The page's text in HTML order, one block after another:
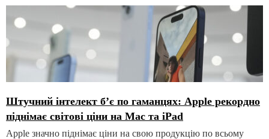
Штучний інтелект б’є по гаманцях: Apple рекордно
піднімає світові ціни на Mac та iPad
Apple значно піднімає ціни на свою продукцію по всьому